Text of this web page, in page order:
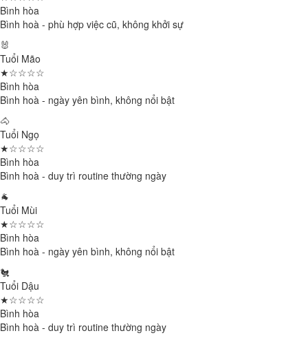
Bình hòa
Bình hoà - phù hợp việc cũ, không khởi sự
🐰
Tuổi Mão
★☆☆☆☆
Bình hòa
Bình hoà - ngày yên bình, không nổi bật
🐴
Tuổi Ngọ
★☆☆☆☆
Bình hòa
Bình hoà - duy trì routine thường ngày
🐐
Tuổi Mùi
★☆☆☆☆
Bình hòa
Bình hoà - ngày yên bình, không nổi bật
🐔
Tuổi Dậu
★☆☆☆☆
Bình hòa
Bình hoà - duy trì routine thường ngày